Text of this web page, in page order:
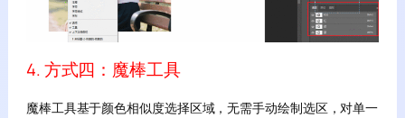
4. 方式四：魔棒工具
魔棒工具基于颜色相似度选择区域，无需手动绘制选区，对单一